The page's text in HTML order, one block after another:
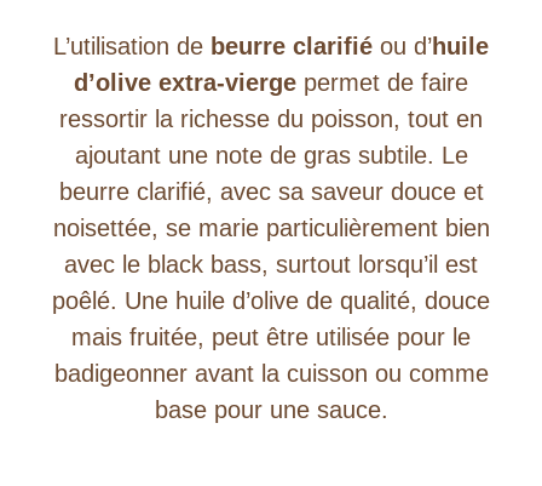
L’utilisation de beurre clarifié ou d’huile
d’olive extra-vierge permet de faire
ressortir la richesse du poisson, tout en
ajoutant une note de gras subtile. Le
beurre clarifié, avec sa saveur douce et
noisettée, se marie particulièrement bien
avec le black bass, surtout lorsqu’il est
poêlé. Une huile d’olive de qualité, douce
mais fruitée, peut être utilisée pour le
badigeonner avant la cuisson ou comme
base pour une sauce.